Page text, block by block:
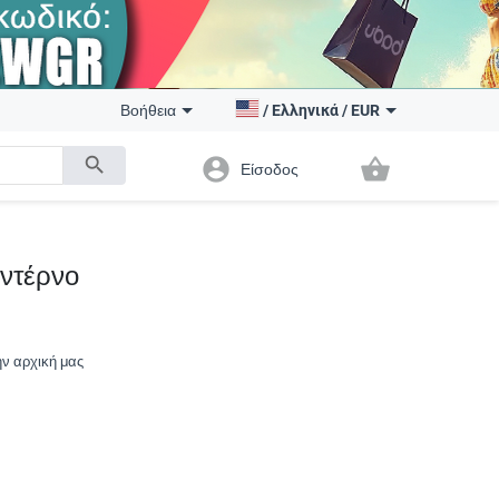
search
Βοήθεια / Ελληνικά/ EUR
account_circle Είσοδος shopping_basket
αρχική μας